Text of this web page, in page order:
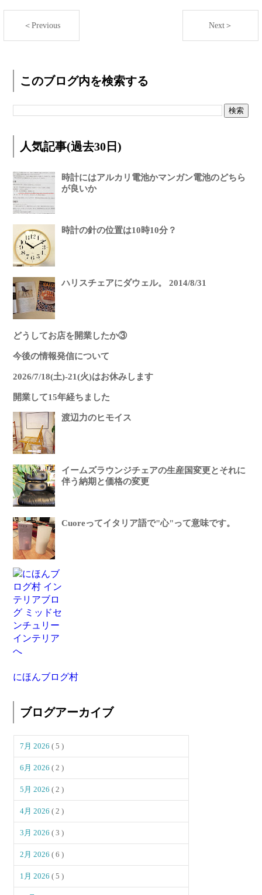
＜Previous Next＞
このブログ内を検索する
人気記事(過去30日)
時計にはアルカリ電池かマンガン電池のどちら
が良いか
時計の針の位置は10時10分？
ハリスチェアにダウェル。 2014/8/31
どうしてお店を開業したか③
今後の情報発信について
2026/7/18(土)-21(火)はお休みします
開業して15年経ちました
渡辺力のヒモイス
イームズラウンジチェアの生産国変更とそれに
伴う納期と価格の変更
Cuoreってイタリア語で"心"って意味です。
にほんブログ村
ブログアーカイブ
7月 2026( 5 )
6月 2026( 2 )
5月 2026( 2 )
4月 2026( 2 )
3月 2026( 3 )
2月 2026( 6 )
1月 2026( 5 )